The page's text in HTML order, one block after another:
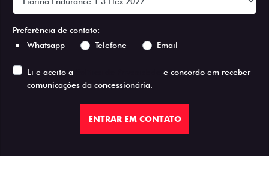
Preferência de contato:
Whatsapp
Telefone Email
Li e aceito a
e concordo em receber
comunicações da concessionária.
ENTRAR EM CONTATO